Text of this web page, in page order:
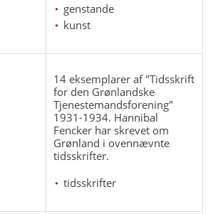
genstande
kunst
14 eksemplarer af "Tidsskrift
for den Grønlandske
Tjenestemandsforening"
1931-1934. Hannibal
Fencker har skrevet om
Grønland i ovennævnte
tidsskrifter.
tidsskrifter